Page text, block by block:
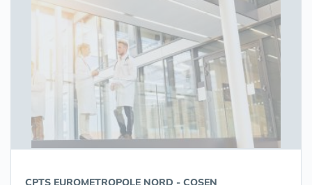
CPTS EUROMETROPOLE NORD - COSEN